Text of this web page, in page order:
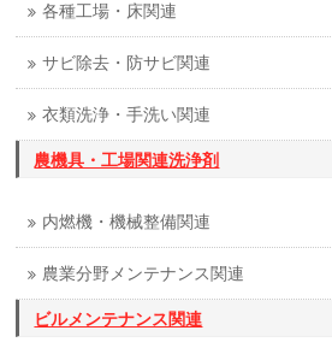
各種工場・床関連
サビ除去・防サビ関連
衣類洗浄・手洗い関連
農機具・工場関連洗浄剤
内燃機・機械整備関連
農業分野メンテナンス関連
ビルメンテナンス関連